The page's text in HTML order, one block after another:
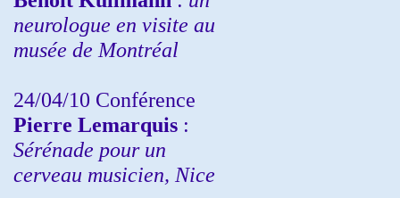
neurologue en visite au
musée de Montréal
24/04/10 Conférence
Pierre Lemarquis :
Sérénade pour un
cerveau musicien, Nice